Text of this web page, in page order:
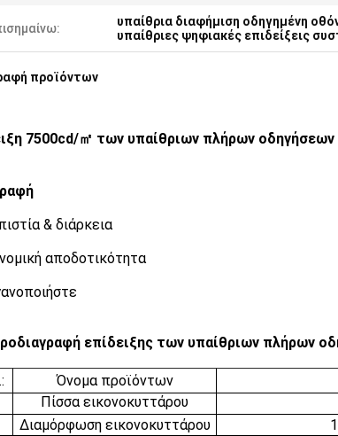
υπαίθρια διαφήμιση οδηγημένη
υπαίθριες ψηφιακές επιδείξεις
προϊόντων
7500cd/㎡ των υπαίθριων πλήρων οδηγήσεων
& διάρκεια
αποδοτικότητα
επίδειξης των υπαίθριων πλήρων
Όνομα προϊόντων
Πίσσα εικονοκυττάρου
Διαμόρφωση εικονοκυττάρου